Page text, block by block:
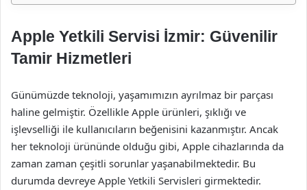
Apple Yetkili Servisi İzmir: Güvenilir
Tamir Hizmetleri
Günümüzde teknoloji, yaşamımızın ayrılmaz bir parçası
haline gelmiştir. Özellikle Apple ürünleri, şıklığı ve
işlevselliği ile kullanıcıların beğenisini kazanmıştır. Ancak
her teknoloji ürününde olduğu gibi, Apple cihazlarında da
zaman zaman çeşitli sorunlar yaşanabilmektedir. Bu
durumda devreye Apple Yetkili Servisleri girmektedir.